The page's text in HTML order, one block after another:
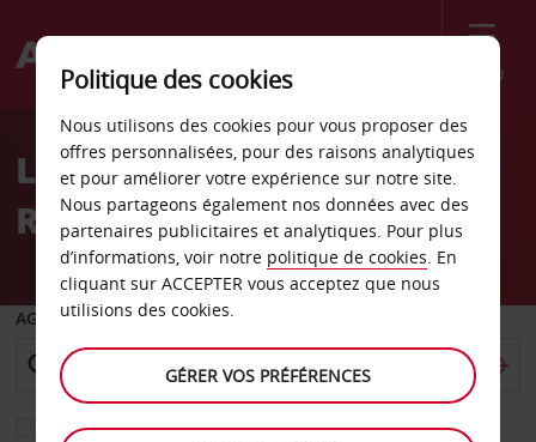
Menu
Welcome
AvisLocation de voiture Santa
Rosa
AGENCE DE DÉPART
Sélectionnez une autre agence de retour
Politique des cookies
Nous utilisons des cookies pour vous proposer des
offres personnalisées, pour des raisons analytiques
et pour améliorer votre expérience sur notre site.
Nous partageons également nos données avec des
partenaires publicitaires et analytiques. Pour plus
d’informations, voir notre politique de cookies. En
cliquant sur ACCEPTER vous acceptez que nous
utilisions des cookies.
GÉRER VOS PRÉFÉRENCES